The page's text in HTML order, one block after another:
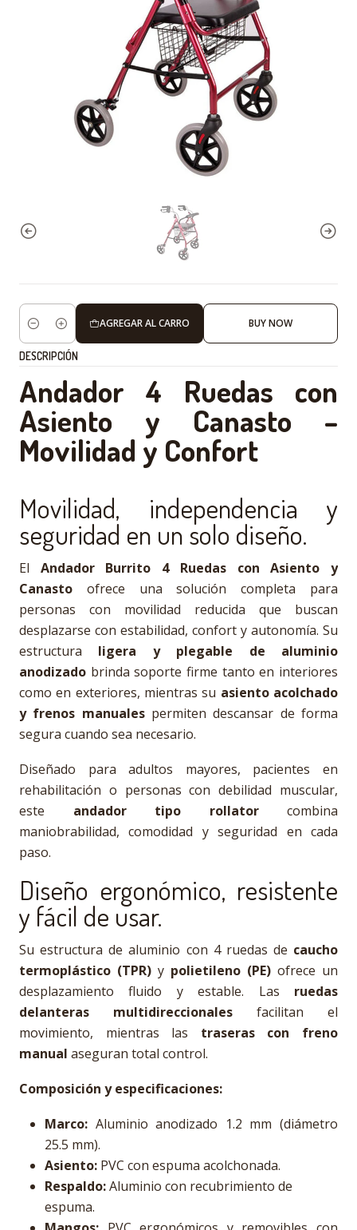
Cantidad
AGREGAR AL CARRO BUY NOW
DESCRIPCIÓN
Andador 4 Ruedas con
Asiento y Canasto –
Movilidad y Confort
Movilidad, independencia y
seguridad en un solo diseño.
El Andador Burrito 4 Ruedas con Asiento y
Canasto ofrece una solución completa para
personas con movilidad reducida que buscan
desplazarse con estabilidad, confort y autonomía. Su
estructura ligera y plegable de aluminio
anodizado brinda soporte firme tanto en interiores
como en exteriores, mientras su asiento acolchado
y frenos manualespermiten descansar de forma
segura cuando sea necesario.
Diseñado para adultos mayores, pacientes en
rehabilitación o personas con debilidad muscular,
este andador tipo rollatorcombina
maniobrabilidad, comodidad y seguridad en cada
paso.
Diseño ergonómico, resistente
y fácil de usar.
Su estructura de aluminio con 4 ruedas de caucho
termoplástico (TPR) y polietileno (PE) ofrece un
desplazamiento fluido y estable. Las ruedas
delanteras multidireccionales facilitan el
movimiento, mientras las traseras con freno
manual aseguran total control.
Composición y especificaciones:
Marco: Aluminio anodizado 1.2 mm (diámetro
25.5 mm).
Asiento: PVC con espuma acolchonada.
Respaldo:Aluminio con recubrimiento de
espuma.